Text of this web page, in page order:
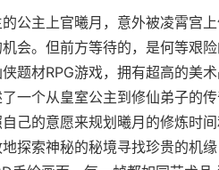
公主上官曦月，意外被凌霄宫
会。但前方等待的，是何等艰
题材RPG游戏，拥有超高的美
一个从皇室公主到修仙弟子的
己的意愿来规划曦月的修炼时
探索神秘的秘境寻找珍贵的机